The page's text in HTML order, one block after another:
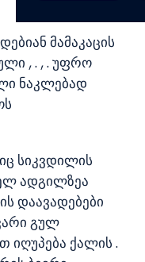
მამაკაცის
, . , . უფრო
ნაკლებად
სიკვდილის
ადგილზეა
დაავადებები
გულ
იღუპება ქალის .